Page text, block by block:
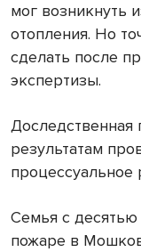
мог возникнуть
отопления. Но
сделать после
экспертизы.
Доследственная
результатам
процессуальное
Семья с
пожаре в